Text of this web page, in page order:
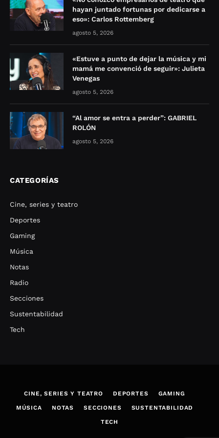
hayan juntado fortunas por dedicarse a
eso»: Carlos Rottemberg
agosto 5, 2026
«Estuve a punto de dejar la música y mi
mamá me convenció de seguir»: Julieta
Venegas
agosto 5, 2026
“Al amor se entra a perder”: GABRIEL
ROLÓN
agosto 5, 2026
CATEGORÍAS
Cine, series y teatro
Deportes
Gaming
Música
Notas
Radio
Secciones
Sustentabilidad
Tech
CINE, SERIES Y TEATRO DEPORTES GAMING
MÚSICA NOTAS SECCIONES SUSTENTABILIDAD
TECH